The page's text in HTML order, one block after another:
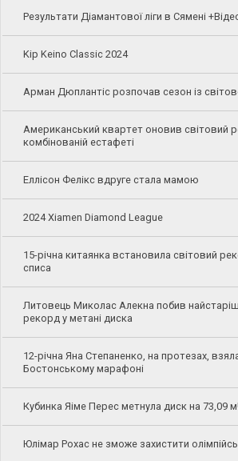
Результати Діамантової ліги в Сямені
Kip Keino Classic 2024
Арман Дюплантіс розпочав сезон із
Американський квартет оновив світовий
комбінованій естафеті
Еллісон Фелікс вдруге стала мамою
2024 Xiamen Diamond League
15-річна китаянка встановила світовий
списа
Литовець Миколас Алекна побив
рекорд у метані диска
12-річна Яна Степаненко, на протезах,
Бостонському марафоні
Кубинка Яіме Перес метнула диск на 73,09
Юлімар Рохас не зможе захистити